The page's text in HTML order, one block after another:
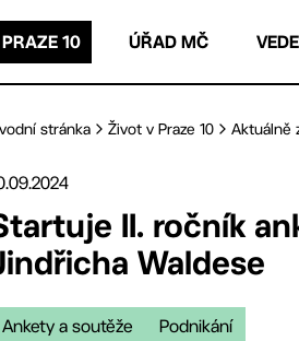
10 ÚŘAD MČ
stránka Život v Praze 10 Aktuálně
II. ročník
Waldese
Ankety a soutěže Podnikání